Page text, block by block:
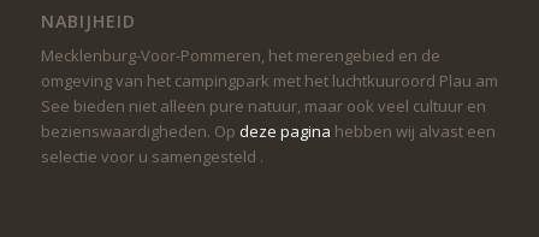
NABIJHEID
Mecklenburg-Voor-Pommeren, het merengebied en de
omgeving van het campingpark met het luchtkuuroord Plau am
See bieden niet alleen pure natuur, maar ook veel cultuur en
bezienswaardigheden. Op deze pagina hebben wij alvast een
selectie voor u samengesteld .